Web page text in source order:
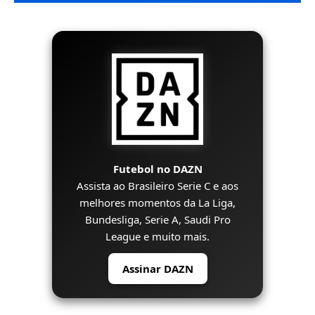
Futebol no DAZN
Assista ao Brasileiro Serie C e aos
melhores momentos da La Liga,
Bundesliga, Serie A, Saudi Pro
League e muito mais.
Assinar DAZN